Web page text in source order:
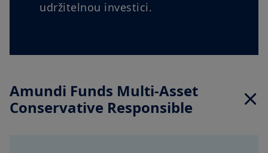
udržitelnou investici.
Amundi Funds Multi-Asset
Conservative Responsible